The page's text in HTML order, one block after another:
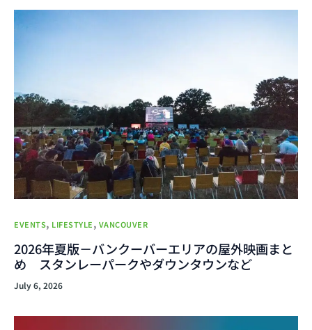
EVENTS, LIFESTYLE, VANCOUVER
2026年夏版－バンクーバーエリアの屋外映画まと
め スタンレーパークやダウンタウンなど
July 6, 2026